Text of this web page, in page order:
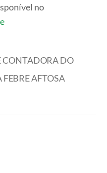
no
CONTADORA DO
AFTOSA